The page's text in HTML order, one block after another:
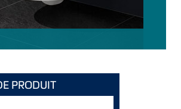
PRODUIT